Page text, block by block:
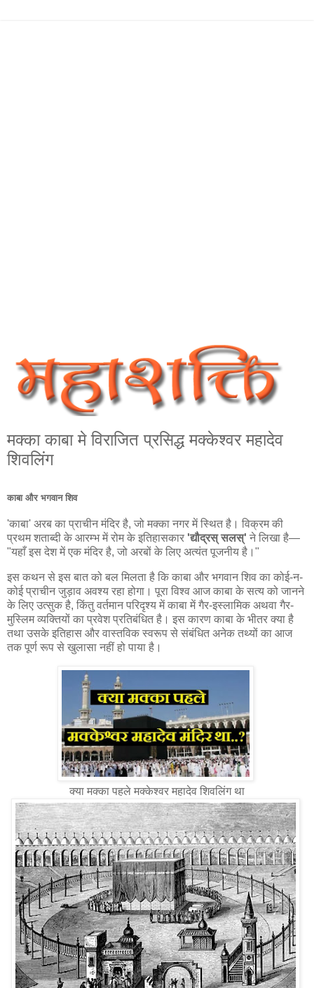
मक्का काबा मे विराजित प्रसिद्ध मक्‍केश्‍वर महादेव
शिवलिंग
काबा और भगवान शिव
'काबा' अरब का प्राचीन मंदिर है, जो मक्का नगर में स्थित है। विक्रम की
प्रथम शताब्दी के आरम्भ में रोम के इतिहासकार 'द्यौद्रस् सलस्' ने लिखा है—
"यहाँ इस देश में एक मंदिर है, जो अरबों के लिए अत्यंत पूजनीय है।"
इस कथन से इस बात को बल मिलता है कि काबा और भगवान शिव का कोई-न-
कोई प्राचीन जुड़ाव अवश्य रहा होगा। पूरा विश्व आज काबा के सत्य को जानने
के लिए उत्सुक है, किंतु वर्तमान परिदृश्य में काबा में गैर-इस्लामिक अथवा गैर-
मुस्लिम व्यक्तियों का प्रवेश प्रतिबंधित है। इस कारण काबा के भीतर क्या है
तथा उसके इतिहास और वास्तविक स्वरूप से संबंधित अनेक तथ्यों का आज
तक पूर्ण रूप से खुलासा नहीं हो पाया है।
क्या मक्का पहले मक्केश्वर महादेव शिवलिंग था